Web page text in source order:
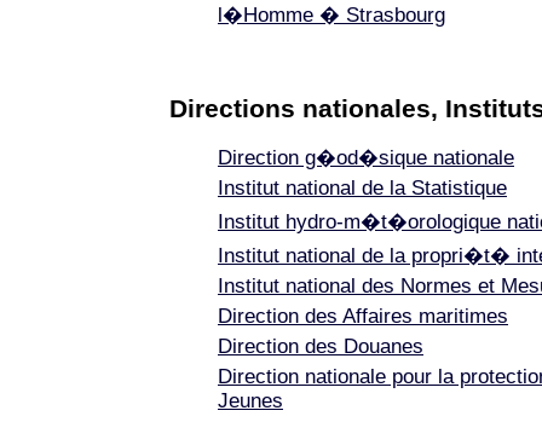
l�Homme � Strasbourg
Directions nationales,
Direction g�od�sique nationale
Institut national de la Statistique
Institut hydro-m�t�orologique
Institut national de la propri�t�
Institut national des Normes et
Direction des Affaires maritimes
Direction des Douanes
Direction nationale pour la
Jeunes